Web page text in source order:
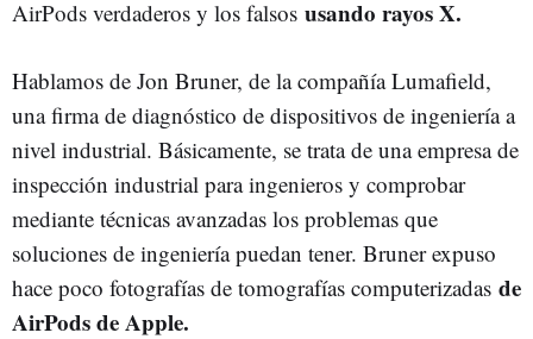
AirPods verdaderos y los falsos usando rayos X.
Hablamos de Jon Bruner, de la compañía Lumafield,
una firma de diagnóstico de dispositivos de ingeniería a
nivel industrial. Básicamente, se trata de una empresa de
inspección industrial para ingenieros y comprobar
mediante técnicas avanzadas los problemas que
soluciones de ingeniería puedan tener. Bruner expuso
hace poco fotografías de tomografías computerizadas de
AirPods de Apple.